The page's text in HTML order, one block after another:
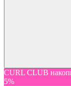
CURL CLUB
5%